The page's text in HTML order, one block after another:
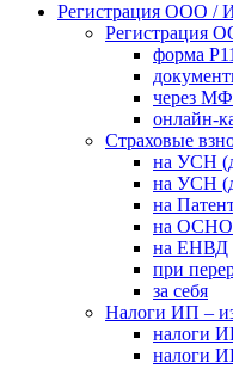
Регистрация ООО /
Регистрация
форма
через
онлайн-
Страховые
на УСН
на УСН
на
на ОСНО
на ЕНВД
при
за себя
Налоги ИП –
налоги
налоги